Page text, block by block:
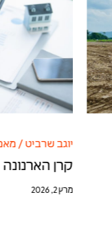
יוגב שרביט /
קרן
מרץ 2, 2026